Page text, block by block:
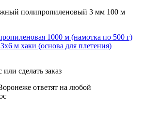
1000 м (намотка по 500 г)
м хаки (основа для плетения)
или сделать заказ
ответят на любой